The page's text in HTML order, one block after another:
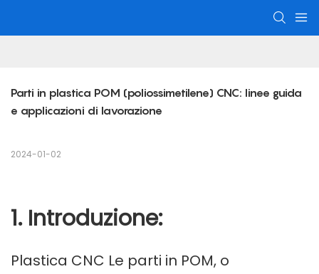
Parti in plastica POM (poliossimetilene) CNC: linee guida
e applicazioni di lavorazione
2024-01-02
1. Introduzione:
Plastica CNC Le parti in POM, o